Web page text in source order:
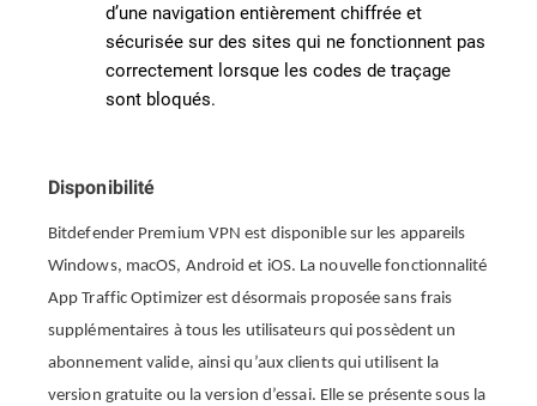
d’une navigation entièrement chiffrée et
sécurisée sur des sites qui ne fonctionnent pas
correctement lorsque les codes de traçage
sont bloqués.
Disponibilité
Bitdefender Premium VPN est disponible sur les appareils
Windows, macOS, Android et iOS. La nouvelle fonctionnalité
App Traffic Optimizer est désormais proposée sans frais
supplémentaires à tous les utilisateurs qui possèdent un
abonnement valide, ainsi qu’aux clients qui utilisent la
version gratuite ou la version d’essai. Elle se présente sous la